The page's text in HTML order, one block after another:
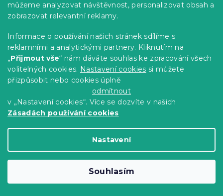
můžeme analyzovat návštěvnost, personalizovat obsah a
zobrazovat relevantní reklamy.
Informace o používání našich stránek sdílíme s
reklamními a analytickými partnery. Kliknutím na
„Přijmout vše“ nám dáváte souhlas ke zpracování všech
volitelných cookies. Nastavení cookies si můžete
přizpůsobit nebo cookies úplně
odmítnout
v „Nastavení cookies“. Více se dozvíte v našich
Zásadách používání cookies
Nastavení
Souhlasím
Povlak na polštář z mikrovlákna SCANDI
NATURE 50x70 cm, zelený
Skladem (>10 ks)
29 Kč Do Košíku
Výhodná sada